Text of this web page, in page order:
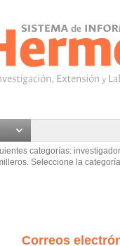
categorías:
Seleccione la
Correos